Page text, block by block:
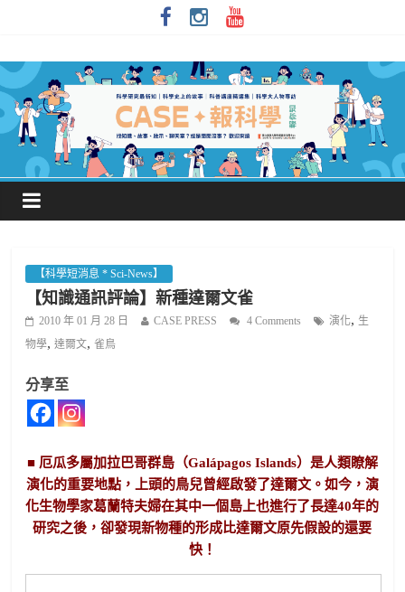
【科學短消息 * Sci-News】
【知識通訊評論】新種達爾文雀
2010 年 01 月 28 日 CASE PRESS 4 Comments 演化, 生
物學,達爾文,雀鳥
分享至
■ 厄瓜多屬加拉巴哥群島（Galápagos Islands）是人類瞭解
演化的重要地點，上頭的鳥兒曾經啟發了達爾文。如今，演
化生物學家葛蘭特夫婦在其中一個島上也進行了長達40年的
研究之後，卻發現新物種的形成比達爾文原先假設的還要
快！